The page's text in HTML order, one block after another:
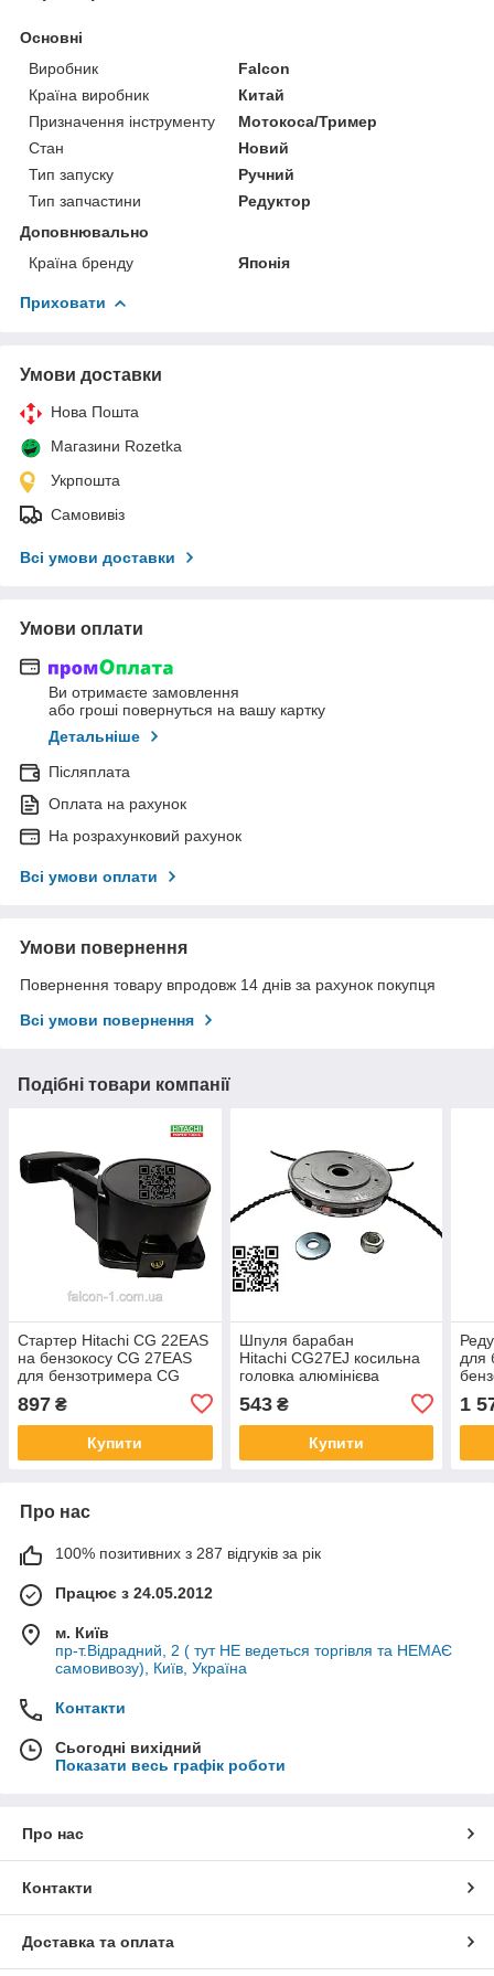
Основні
Виробник
Falcon
Країна виробник
Китай
Призначення інструменту
Мотокоса/Тример
Стан
Новий
Тип запуску
Ручний
Тип запчастини
Редуктор
Доповнювально
Країна бренду
Японія
Приховати
Умови доставки
Нова Пошта
Магазини Rozetka
Укрпошта
Самовивіз
Всі умови доставки
Умови оплати
Ви отримаєте замовлення
або гроші повернуться на вашу картку
Детальніше
Післяплата
Оплата на рахунок
На розрахунковий рахунок
Всі умови оплати
Умови повернення
Повернення товару впродовж 14 днів за рахунок покупця
Всі умови повернення
Подібні товари компанії
Стартер Hitachi CG 22EAS
на бензокосу CG 27EAS
для бензотримера CG
25EUS 668-4672 6699995
мотокосу Hikoki 6699995
6684672 6601570
897 ₴
Купити
Шпуля барабан
Hitachi CG27EJ косильна
головка алюмінієва
Хитачи 27 універсальна
професійна 418850
539167
543₴
Купити
для
1
Про нас
100% позитивних з 287 відгуків за рік
Працює з 24.05.2012
м. Київ
пр-т.Відрадний, 2 ( тут НЕ ведеться торгівля та НЕМАЄ
самовивозу), Київ, Україна
Контакти
Сьогодні вихідний
Показати весь графік роботи
Про нас
Контакти
Доставка та оплата